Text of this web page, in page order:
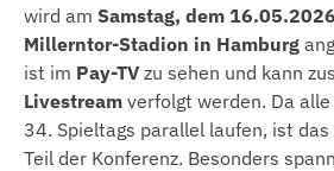
wird am Samstag, dem 16.05.2026
Millerntor-Stadion in Hamburg
ist im Pay-TV zu sehen und kann
Livestream verfolgt werden. Da alle
34. Spieltags parallel laufen, ist
Teil der Konferenz. Besonders